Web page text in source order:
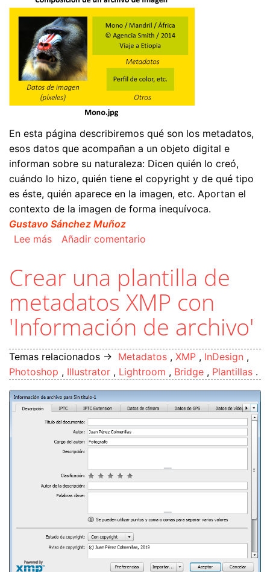
En esta página describiremos qué son los metadatos,
esos datos que acompañan a un objeto digital e
informan sobre su naturaleza: Dicen quién lo creó,
cuándo lo hizo, quién tiene el copyright y de qué tipo
es éste, quién aparece en la imagen, etc. Aportan el
contexto de la imagen de forma inequívoca.
Gustavo Sánchez Muñoz
Lee mássobre Qué son los metadatos XMP y para qué
Añadir comentario
Crear una plantilla de
metadatos XMP con
'Información de archivo'
Temas relacionados → Metadatos , XMP , InDesign ,
Photoshop , Illustrator , Lightroom , Bridge , Plantillas .